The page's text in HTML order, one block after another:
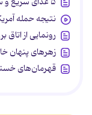
نتیجه حمله
رونمایی از اتاق
زهرهای پنهان
قهرمان‌های